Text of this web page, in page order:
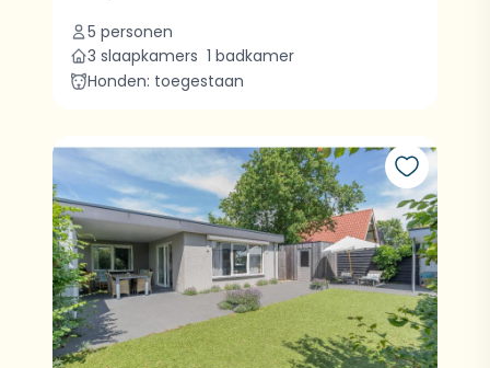
5 personen
3 slaapkamers 1 badkamer
Honden: toegestaan